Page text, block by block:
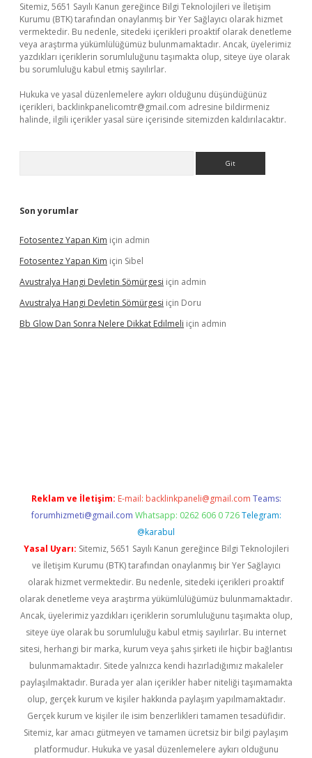
Sitemiz, 5651 Sayılı Kanun gereğince Bilgi Teknolojileri ve İletişim
Kurumu (BTK) tarafından onaylanmış bir Yer Sağlayıcı olarak hizmet
vermektedir. Bu nedenle, sitedeki içerikleri proaktif olarak denetleme
veya araştırma yükümlülüğümüz bulunmamaktadır. Ancak, üyelerimiz
yazdıkları içeriklerin sorumluluğunu taşımakta olup, siteye üye olarak
bu sorumluluğu kabul etmiş sayılırlar.
Hukuka ve yasal düzenlemelere aykırı olduğunu düşündüğünüz
içerikleri, backlinkpanelicomtr@gmail.com adresine bildirmeniz
halinde, ilgili içerikler yasal süre içerisinde sitemizden kaldırılacaktır.
Son yorumlar
Fotosentez Yapan Kim için admin
Fotosentez Yapan Kim için Sibel
Avustralya Hangi Devletin Sömürgesi için admin
Avustralya Hangi Devletin Sömürgesi için Doru
Bb Glow Dan Sonra Nelere Dikkat Edilmeli için admin
Reklam ve İletişim: E-mail: backlinkpaneli@gmail.com Teams:
forumhizmeti@gmail.com Whatsapp: 0262 606 0 726 Telegram:
@karabul
Yasal Uyarı: Sitemiz, 5651 Sayılı Kanun gereğince Bilgi Teknolojileri
ve İletişim Kurumu (BTK) tarafından onaylanmış bir Yer Sağlayıcı
olarak hizmet vermektedir. Bu nedenle, sitedeki içerikleri proaktif
olarak denetleme veya araştırma yükümlülüğümüz bulunmamaktadır.
Ancak, üyelerimiz yazdıkları içeriklerin sorumluluğunu taşımakta olup,
siteye üye olarak bu sorumluluğu kabul etmiş sayılırlar. Bu internet
sitesi, herhangi bir marka, kurum veya şahıs şirketi ile hiçbir bağlantısı
bulunmamaktadır. Sitede yalnızca kendi hazırladığımız makaleler
paylaşılmaktadır. Burada yer alan içerikler haber niteliği taşımamakta
olup, gerçek kurum ve kişiler hakkında paylaşım yapılmamaktadır.
Gerçek kurum ve kişiler ile isim benzerlikleri tamamen tesadüfidir.
Sitemiz, kar amacı gütmeyen ve tamamen ücretsiz bir bilgi paylaşım
platformudur. Hukuka ve yasal düzenlemelere aykırı olduğunu